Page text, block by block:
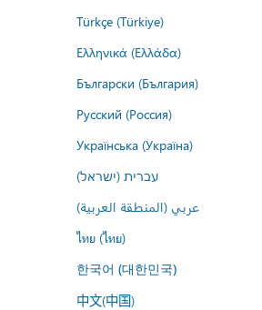
Türkçe (Türkiye)
Ελληνικά (Ελλάδα)
Български (България)
Русский (Россия)
Українська (Україна)
עברית (ישראל)
عربي (المنطقة العربية)
ไทย (ไทย)
한국어 (대한민국)
中文(中国)